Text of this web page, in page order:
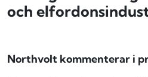
och
Northvolt kommenterar i